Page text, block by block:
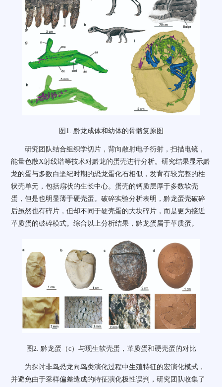
图 1. 黔龙成体和幼体的骨骼复原图
研究团队结合组织学切片，背向散射电子衍射，扫描电镜，
能量色散X射线谱等技术对黔龙的蛋壳进行分析。研究结果显示黔
龙的蛋与多数白垩纪时期的恐龙蛋化石相似，发育有较完整的柱
状壳单元，包括扇状的生长中心。蛋壳的钙质层厚于多数软壳
蛋，但是也明显薄于硬壳蛋。破碎实验分析表明，黔龙蛋壳破碎
后虽然也有碎片，但却不同于硬壳蛋的大块碎片，而是更为接近
革质蛋的破碎模式。综合以上分析结果，黔龙蛋属于革质蛋。
图 2. 黔龙蛋（c）与现生软壳蛋，革质蛋和硬壳蛋的对比
为探讨非鸟恐龙向鸟类演化过程中生殖特征的宏演化模式，
并避免由于采样偏差造成的特征演化极性误判，研究团队收集了